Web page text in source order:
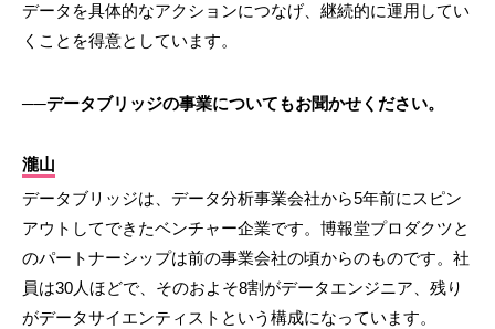
データを具体的なアクションにつなげ、継続的に運用してい
くことを得意としています。
──データブリッジの事業についてもお聞かせください。
瀧山
データブリッジは、データ分析事業会社から5年前にスピン
アウトしてできたベンチャー企業です。博報堂プロダクツと
のパートナーシップは前の事業会社の頃からのものです。社
員は30人ほどで、そのおよそ8割がデータエンジニア、残り
がデータサイエンティストという構成になっています。